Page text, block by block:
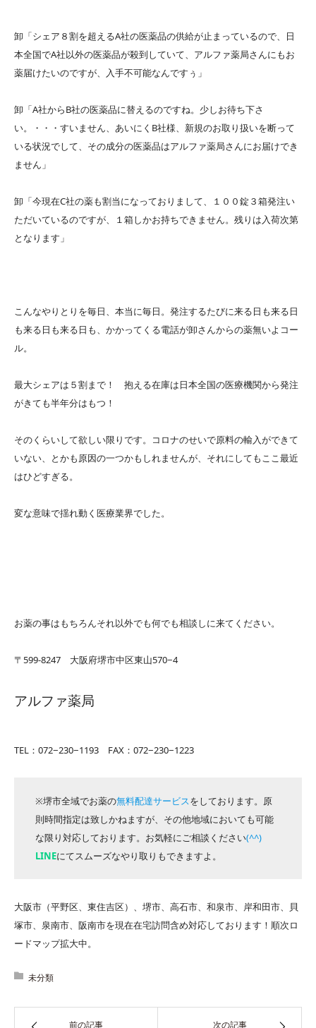
卸「シェア８割を超えるA社の医薬品の供給が止まっているので、日
本全国でA社以外の医薬品が殺到していて、アルファ薬局さんにもお
薬届けたいのですが、入手不可能なんですぅ」
卸「A社からB社の医薬品に替えるのですね。少しお待ち下さ
い。・・・すいません、あいにくB社様、新規のお取り扱いを断って
いる状況でして、その成分の医薬品はアルファ薬局さんにお届けでき
ません」
卸「今現在C社の薬も割当になっておりまして、１００錠３箱発注い
ただいているのですが、１箱しかお持ちできません。残りは入荷次第
となります」
こんなやりとりを毎日、本当に毎日。発注するたびに来る日も来る日
も来る日も来る日も、かかってくる電話が卸さんからの薬無いよコー
ル。
最大シェアは５割まで！ 抱える在庫は日本全国の医療機関から発注
がきても半年分はもつ！
そのくらいして欲しい限りです。コロナのせいで原料の輸入ができて
いない、とかも原因の一つかもしれませんが、それにしてもここ最近
はひどすぎる。
変な意味で揺れ動く医療業界でした。
お薬の事はもちろんそれ以外でも何でも相談しに来てください。
〒599-8247 大阪府堺市中区東山570−4
アルファ薬局
TEL：072−230−1193 FAX：072−230−1223
※堺市全域でお薬の無料配達サービスをしております。原
則時間指定は致しかねますが、その他地域においても可能
な限り対応しております。お気軽にご相談ください(^^)
LINEにてスムーズなやり取りもできますよ。
大阪市（平野区、東住吉区）、堺市、高石市、和泉市、岸和田市、貝
塚市、泉南市、阪南市を現在在宅訪問含め対応しております！順次ロ
ードマップ拡大中。
未分類
前の記事 次の記事